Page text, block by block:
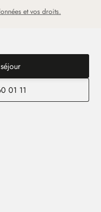
et vos droits.
01 11